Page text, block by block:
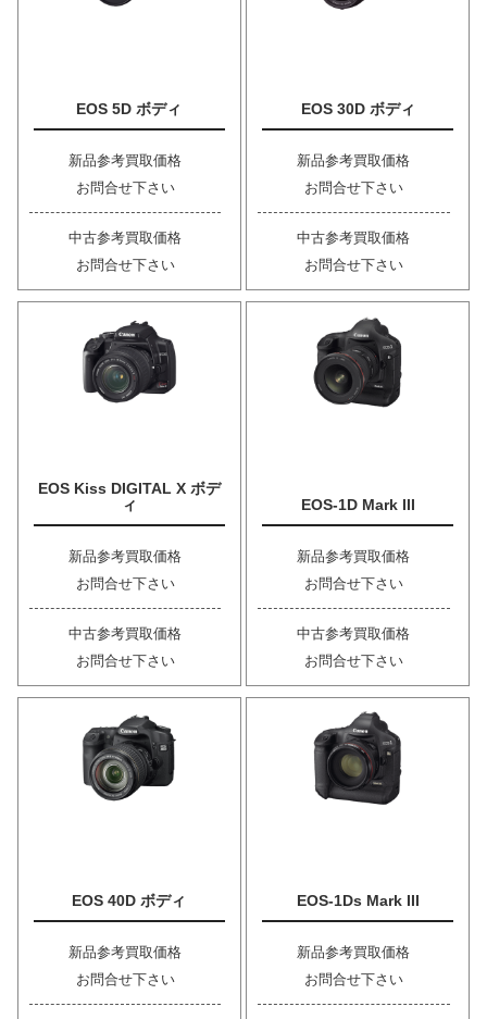
EOS 5D ボディ
新品参考買取価格
お問合せ下さい
中古参考買取価格
お問合せ下さい
EOS 30D ボディ
新品参考買取価格
お問合せ下さい
中古参考買取価格
お問合せ下さい
EOS Kiss DIGITAL X ボデ
ィ
新品参考買取価格
お問合せ下さい
中古参考買取価格
お問合せ下さい
EOS-1D Mark III
新品参考買取価格
お問合せ下さい
中古参考買取価格
お問合せ下さい
EOS 40D ボディ
新品参考買取価格
お問合せ下さい
EOS-1Ds Mark III
新品参考買取価格
お問合せ下さい